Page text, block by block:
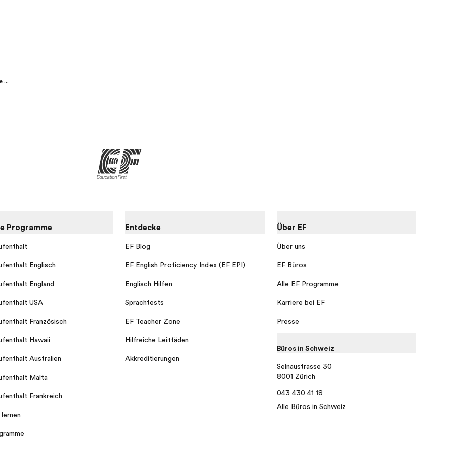
Buche deine Traumreise mit EF
Programme
Englisch
England
USA
Französisch
Hawaii
Australien
Malta
Frankreich
Entdecke
EF Blog
EF English Proficiency Index (EF EPI)
Englisch Hilfen
Sprachtests
EF Teacher Zone
Hilfreiche Leitfäden
Akkreditierungen
Über EF
Über uns
EF Büros
Alle EF Programme
Karriere bei EF
Presse
Büros in Schweiz
Selnaustrasse 30
8001 Zürich
043 430 41 18
Alle Büros in Schweiz